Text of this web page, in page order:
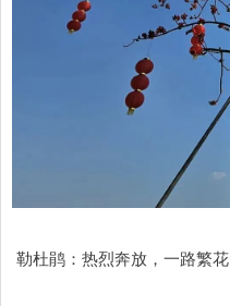
勒杜鹃：热烈奔放，一路繁花